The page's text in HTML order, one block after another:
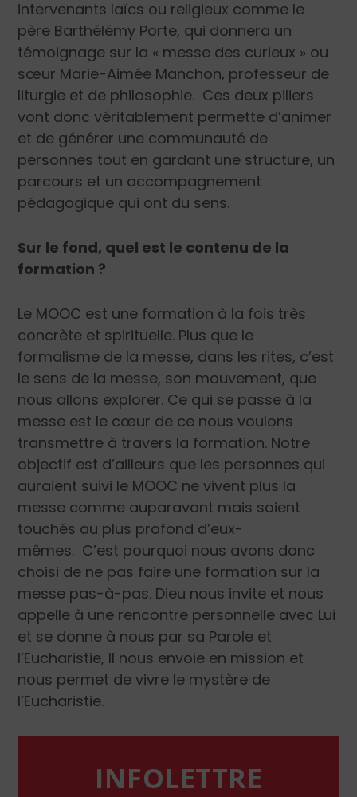
intervenants laïcs ou religieux comme le
père Barthélémy Porte, qui donnera un
témoignage sur la « messe des curieux » ou
sœur Marie-Aimée Manchon, professeur de
liturgie et de philosophie. Ces deux piliers
vont donc véritablement permette d’animer
et de générer une communauté de
personnes tout en gardant une structure, un
parcours et un accompagnement
pédagogique qui ont du sens.
Sur le fond, quel est le contenu de la
formation ?
Le MOOC est une formation à la fois très
concrète et spirituelle. Plus que le
formalisme de la messe, dans les rites, c’est
le sens de la messe, son mouvement, que
nous allons explorer. Ce qui se passe à la
messe est le cœur de ce nous voulons
transmettre à travers la formation. Notre
objectif est d’ailleurs que les personnes qui
auraient suivi le MOOC ne vivent plus la
messe comme auparavant mais soient
touchés au plus profond d’eux-
mêmes. C’est pourquoi nous avons donc
choisi de ne pas faire une formation sur la
messe pas-à-pas. Dieu nous invite et nous
appelle à une rencontre personnelle avec Lui
et se donne à nous par sa Parole et
l’Eucharistie, Il nous envoie en mission et
nous permet de vivre le mystère de
l’Eucharistie.
INFOLETTRE